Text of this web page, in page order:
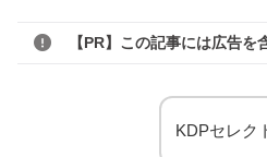
【PR】この記事には広告を
KDPセレク